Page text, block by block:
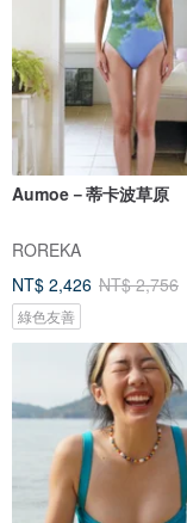
Aumoe－蒂卡波草原
ROREKA
NT$ 2,426 NT$ 2,756
綠色友善